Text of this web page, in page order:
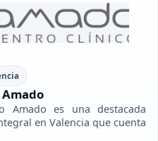
Amado es una destacada
en Valencia que cuenta